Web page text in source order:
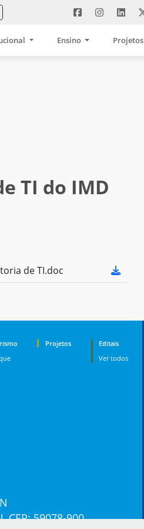
Ensino Projetos
TI do IMD
de TI.doc
Projetos
Editais
Ver todos
CEP: 59078-900